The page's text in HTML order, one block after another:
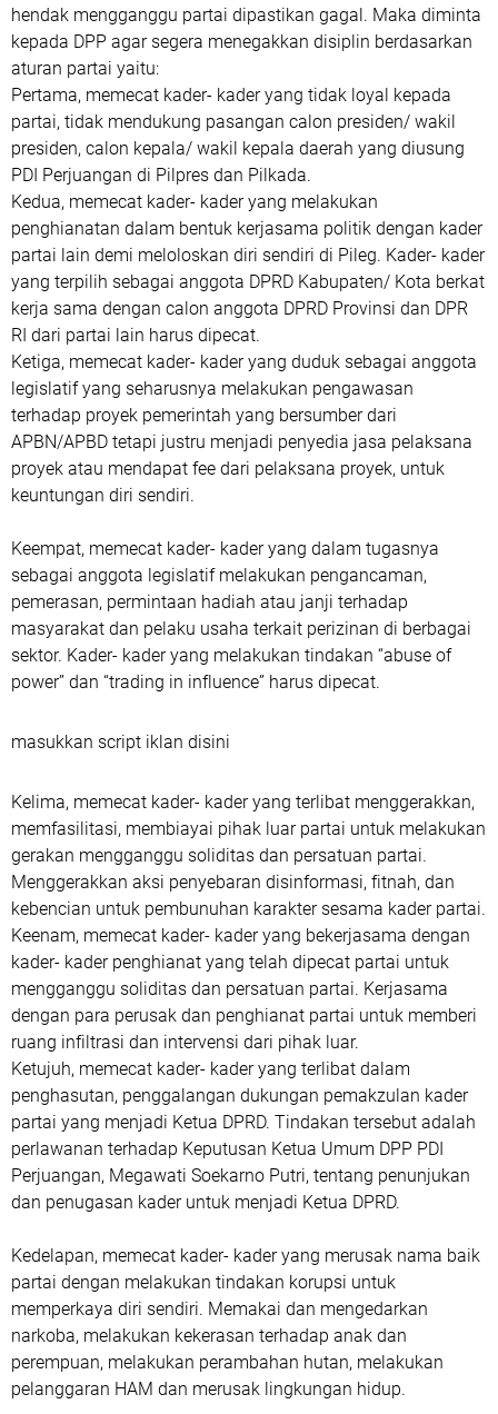
hendak mengganggu partai dipastikan gagal. Maka diminta
kepada DPP agar segera menegakkan disiplin berdasarkan
aturan partai yaitu:
Pertama, memecat kader- kader yang tidak loyal kepada
partai, tidak mendukung pasangan calon presiden/ wakil
presiden, calon kepala/ wakil kepala daerah yang diusung
PDI Perjuangan di Pilpres dan Pilkada.
Kedua, memecat kader- kader yang melakukan
penghianatan dalam bentuk kerjasama politik dengan kader
partai lain demi meloloskan diri sendiri di Pileg. Kader- kader
yang terpilih sebagai anggota DPRD Kabupaten/ Kota berkat
kerja sama dengan calon anggota DPRD Provinsi dan DPR
RI dari partai lain harus dipecat.
Ketiga, memecat kader- kader yang duduk sebagai anggota
legislatif yang seharusnya melakukan pengawasan
terhadap proyek pemerintah yang bersumber dari
APBN/APBD tetapi justru menjadi penyedia jasa pelaksana
proyek atau mendapat fee dari pelaksana proyek, untuk
keuntungan diri sendiri.
Keempat, memecat kader- kader yang dalam tugasnya
sebagai anggota legislatif melakukan pengancaman,
pemerasan, permintaan hadiah atau janji terhadap
masyarakat dan pelaku usaha terkait perizinan di berbagai
sektor. Kader- kader yang melakukan tindakan “abuse of
power” dan “trading in influence” harus dipecat.
masukkan script iklan disini
Kelima, memecat kader- kader yang terlibat menggerakkan,
memfasilitasi, membiayai pihak luar partai untuk melakukan
gerakan mengganggu soliditas dan persatuan partai.
Menggerakkan aksi penyebaran disinformasi, fitnah, dan
kebencian untuk pembunuhan karakter sesama kader partai.
Keenam, memecat kader- kader yang bekerjasama dengan
kader- kader penghianat yang telah dipecat partai untuk
mengganggu soliditas dan persatuan partai. Kerjasama
dengan para perusak dan penghianat partai untuk memberi
ruang infiltrasi dan intervensi dari pihak luar.
Ketujuh, memecat kader- kader yang terlibat dalam
penghasutan, penggalangan dukungan pemakzulan kader
partai yang menjadi Ketua DPRD. Tindakan tersebut adalah
perlawanan terhadap Keputusan Ketua Umum DPP PDI
Perjuangan, Megawati Soekarno Putri, tentang penunjukan
dan penugasan kader untuk menjadi Ketua DPRD.
Kedelapan, memecat kader- kader yang merusak nama baik
partai dengan melakukan tindakan korupsi untuk
memperkaya diri sendiri. Memakai dan mengedarkan
narkoba, melakukan kekerasan terhadap anak dan
perempuan, melakukan perambahan hutan, melakukan
pelanggaran HAM dan merusak lingkungan hidup.